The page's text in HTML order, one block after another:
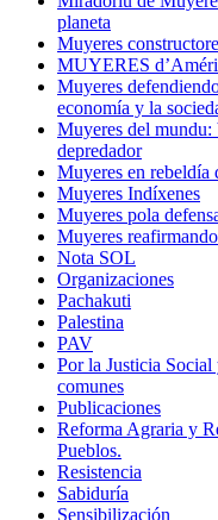
planeta
Muyeres
MUYERES
Muyeres
economía y la
Muyeres del mundu:
depredador
Muyeres en rebeldía
Muyeres Indíxenes
Muyeres pola
Muyeres
Nota SOL
Organizaciones
Pachakuti
Palestina
PAV
Por la Justicia
comunes
Publicaciones
Reforma Agraria y
Pueblos.
Resistencia
Sabiduría
Sensibilización